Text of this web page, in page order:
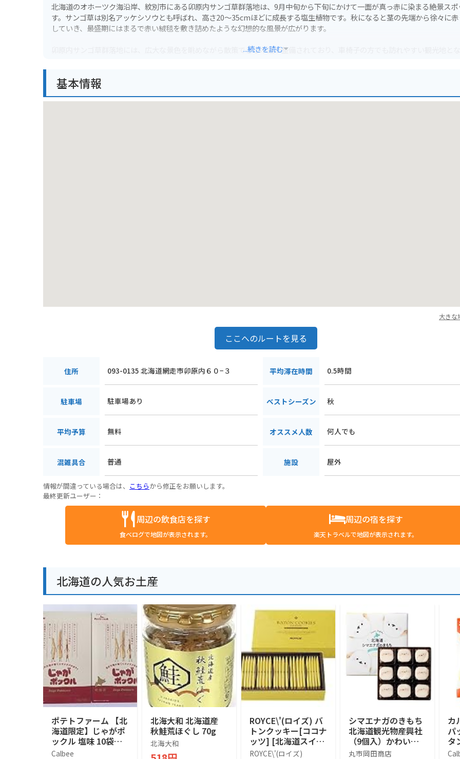
北海道のオホーツク海沿岸、紋別市にある卯原内サンゴ草群落地は、9月中旬から下旬にかけて一面が真っ赤に染まる絶景スポ
す。サンゴ草は別名アッケシソウとも呼ばれ、高さ20～35cmほどに成長する塩生植物です。秋になると茎の先端から徐々に
していき、最盛期にはまるで赤い絨毯を敷き詰めたような幻想的な風景が広がります。
卯原内サンゴ草群落地には、広大な景色を眺めながら散策できる木道が整備されており、車椅子の方でも訪れやすい観光地とな
バイクで訪れる場合は、オホーツク海沿岸を走る国道238号線からのアクセスが便利です。駐車場も完備されています。ただし
ます。
...続きを読む
基本情報
大きな
ここへのルートを見る
住所 093-0135 北海道網走市卯原内６０−３ 平均滞在時間 0.5時間
駐車場 駐車場あり ベストシーズン 秋
平均予算 無料 オススメ人数 何人でも
混雑具合 普通 施設 屋外
情報が間違っている場合は、 こちらから修正をお願いします。
最終更新ユーザー：
周辺の飲食店を探す
食べログで地図が表示されます。
周辺の宿を探す
楽天トラベルで地図が表示されます。
北海道の人気お土産
ポテトファーム 【北
海道限定】じゃがポ
ックル 塩味 10袋入
×２箱
Calbee
北海大和 北海道産
秋鮭荒ほぐし 70g
北海大和
ROYCE\'(ロイズ) バ
トンクッキー[ココナ
ッツ] [北海道スイー
ツ] 25個 (x 1)
ROYCE\'(ロイズ)
シマエナガのきもち
北海道観光物産興社
（9個入）かわいい
シマエナガ (1箱)
丸市岡田商店
カ
パ
タ
袋